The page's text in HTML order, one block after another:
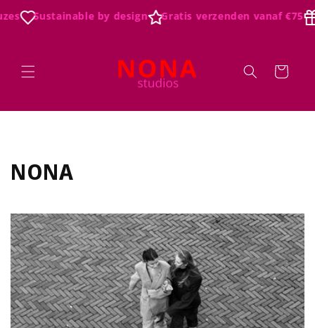
Skip to
content
Sustainable by design Gratis verzenden vanaf €75
Cart
NONA